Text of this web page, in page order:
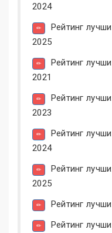
2024
Рейтинг
2025
Рейтинг
2021
Рейтинг
2023
Рейтинг
2024
Рейтинг
2025
Рейтинг
Рейтинг